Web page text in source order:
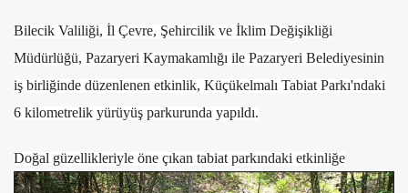
Bilecik Valiliği, İl Çevre, Şehircilik ve İklim Değişikliği
Müdürlüğü, Pazaryeri Kaymakamlığı ile Pazaryeri Belediyesinin
iş birliğinde düzenlenen etkinlik, Küçükelmalı Tabiat Parkı'ndaki
6 kilometrelik yürüyüş parkurunda yapıldı.
Doğal güzellikleriyle öne çıkan tabiat parkındaki etkinliğe